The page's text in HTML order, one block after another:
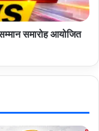
समारोह आयोजित